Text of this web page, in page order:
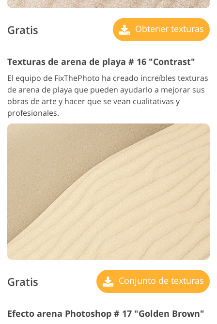
Gratis Obtener texturas
Texturas de arena de playa # 16 "Contrast"
El equipo de FixThePhoto ha creado increíbles texturas
de arena de playa que pueden ayudarlo a mejorar sus
obras de arte y hacer que se vean cualitativas y
profesionales.
Gratis Conjunto de texturas
Efecto arena Photoshop # 17 "Golden Brown"